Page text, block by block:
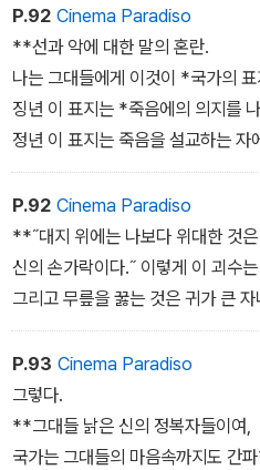
이 말은 거짓말이다! 민족을 창조하
사랑에 매달리게 한 것은 창조하는
이바지했다.
*많은 사람들을 잡기 위해 덫을 놓
파괴자‘들이다. 그들은 *많은 사람
에 매달리게 한다.
P.92 Cinema Paradiso
**선과 악에 대한 말의 혼란.
나는 그대들에게 이것이 *국가의
징년 이 표지는 *죽음에의 의지를
정년 이 표지는 죽음을 설교하는 자
P.92 Cinema Paradiso
**˝대지 위에는 나보다 위대한 것
신의 손가락이다.˝ 이렇게 이 괴수
그리고 무릎을 꿇는 것은 귀가 큰
P.93 Cinema Paradiso
그렇다.
**그대들 낡은 신의 정복자들이여,
국가는 그대들의 마음속까지도 간